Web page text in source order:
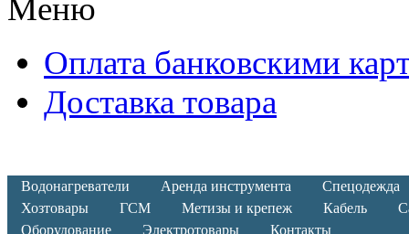
Меню
Оплата банковскими
Доставка товара
Водонагреватели Аренда инструмента
Спецодежда
Хозтовары
ГСМ Метизы и крепеж Кабель
Оборудование
Электротовары Контакты